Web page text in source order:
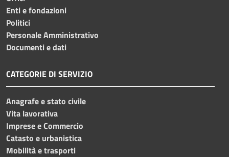
Enti e fondazioni
Politici
Personale Amministrativo
Documenti e dati
CATEGORIE DI SERVIZIO
Anagrafe e stato civile
Vita lavorativa
Imprese e Commercio
Catasto e urbanistica
Mobilità e trasporti